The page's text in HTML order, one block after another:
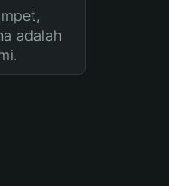
adalah